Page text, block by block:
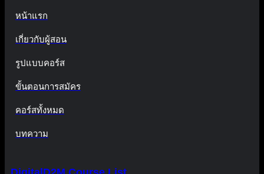
หน้าแรก
เกี่ยวกับผู้สอน
รูปแบบคอร์ส
ขั้นตอนการสมัคร
คอร์สทั้งหมด
บทความ